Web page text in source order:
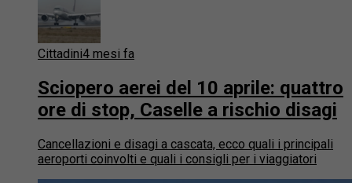
Cittadini4 mesi fa
Sciopero aerei del 10 aprile: quattro
ore di stop, Caselle a rischio disagi
Cancellazioni e disagi a cascata, ecco quali i principali
aeroporti coinvolti e quali i consigli per i viaggiatori